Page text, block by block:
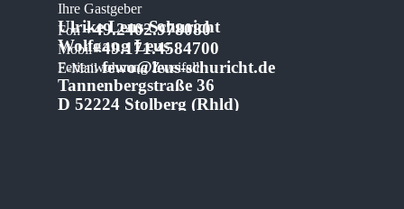
Ihre Gastgeber
Ulrike Leus-Schuricht
Wolfgang Leus
Ferienwohnung Zweifall
Tannenbergstraße 36
D 52224 Stolberg (Rhld)
Fon+49.2402.978080
Mobil+49.171.4584700
E-Mailfewo@leus-schuricht.de